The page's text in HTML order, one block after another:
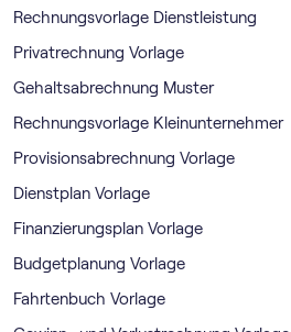
Rechnungsvorlage Dienstleistung
Privatrechnung Vorlage
Gehaltsabrechnung Muster
Rechnungsvorlage Kleinunternehmer
Provisionsabrechnung Vorlage
Dienstplan Vorlage
Finanzierungsplan Vorlage
Budgetplanung Vorlage
Fahrtenbuch Vorlage